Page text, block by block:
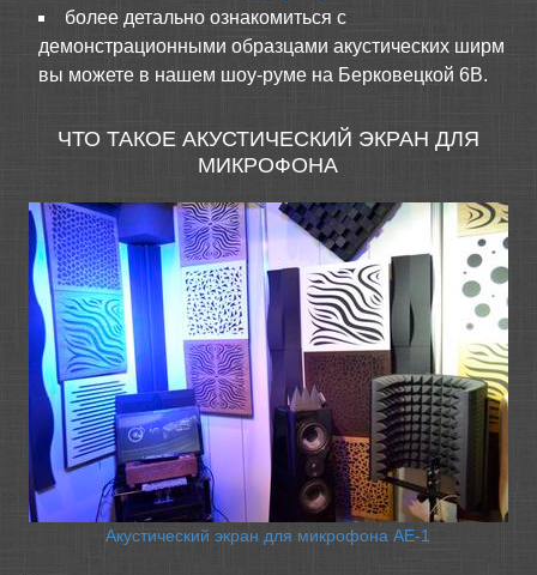
более детально ознакомиться с
демонстрационными образцами акустических ширм
вы можете в нашем шоу-руме на Берковецкой 6В.
ЧТО ТАКОЕ АКУСТИЧЕСКИЙ ЭКРАН ДЛЯ
МИКРОФОНА
Акустический экран для микрофона АЕ-1